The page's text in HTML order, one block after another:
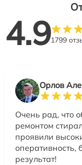
4.91799
Орлов
Очень рад, что
ремонтом
проявили
оперативность,
результат!